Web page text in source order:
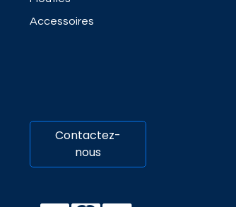
Contactez-
nous
Accessoires